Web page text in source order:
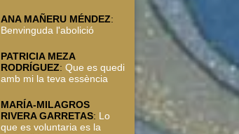
ANA MAÑERU MÉNDEZ:
Benvinguda l'abolició
PATRICIA MEZA
RODRÍGUEZ:Que es quedi
amb mi la teva essència
MARÍA-MILAGROS
RIVERA GARRETAS: Lo
que es voluntaria es la